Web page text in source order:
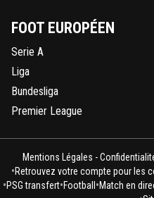
FOOT EUROPÉEN
Serie A
Liga
Bundesliga
Premier League
Mentions Légales -
•Retrouvez votre compte pour les
•PSG transfert•Football •Match en